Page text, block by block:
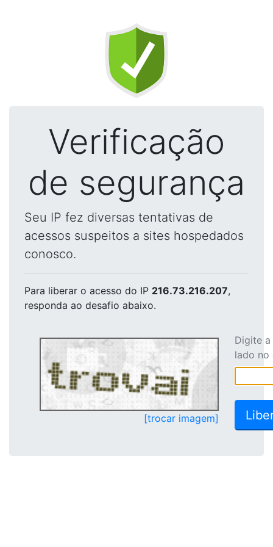
Verificação
de segurança
Seu IP fez diversas tentativas de
acessos suspeitos a sites hospedados
conosco.
Para liberar o acesso do IP 216.73.216.207,
responda ao desafio abaixo.
[trocar imagem]
Digite
lado no